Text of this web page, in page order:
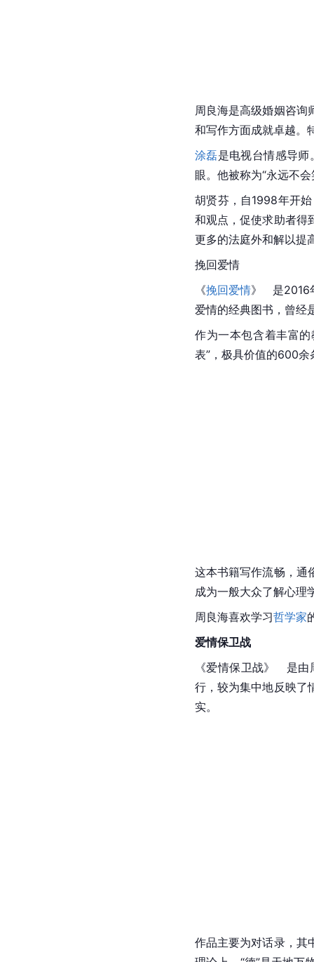
周良海是高级婚姻咨询
和写作方面成就卓越。
涂磊是电视台情感导师
眼。他被称为“永远不
胡贤芬，自1998年开
和观点，促使求助者得
更多的法庭外和解以提
挽回爱情
《挽回爱情》   是
爱情的经典图书，曾经
作为一本包含着丰富
表”，极具价值的600余
这本书籍写作流畅，通
成为一般大众了解心理
周良海喜欢学习哲学家
爱情保卫战
《爱情保卫战》   是
行，较为集中地反映了
实。
作品主要为对话录，其